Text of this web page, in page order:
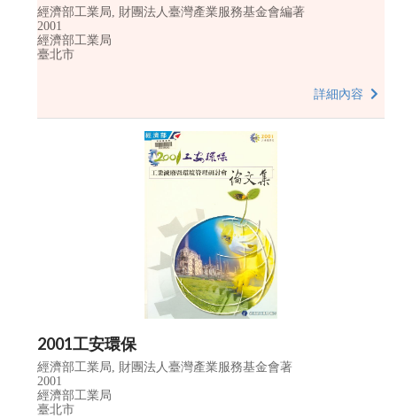
經濟部工業局, 財團法人臺灣產業服務基金會編著
2001
經濟部工業局
臺北市
詳細內容
2001工安環保
經濟部工業局, 財團法人臺灣產業服務基金會著
2001
經濟部工業局
臺北市